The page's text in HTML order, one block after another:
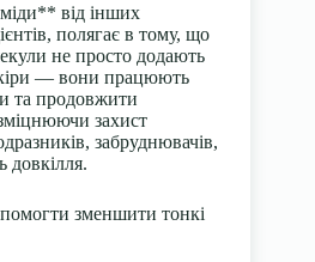
від інших
полягає в тому, що
не просто додають
— вони працюють
та продовжити
захист
забруднювачів,
довкілля.
зменшити тонкі